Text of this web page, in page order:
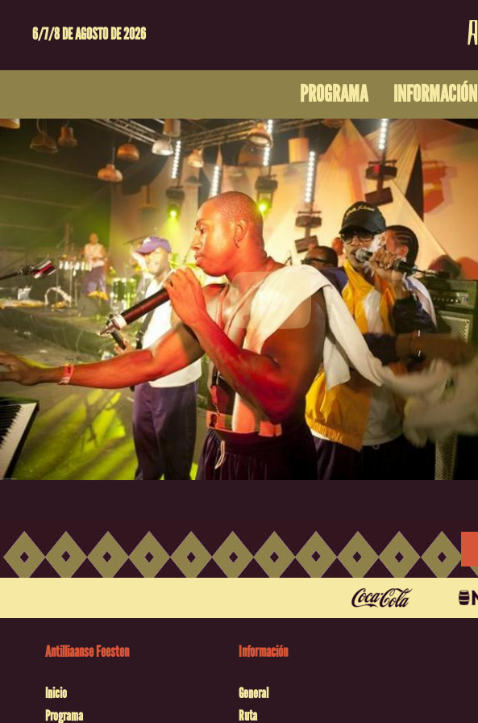
6/7/8 DE AGOSTO DE 2026
PROGRAMA INFORMACIÓN
Antilliaanse Feesten
Inicio
Programa
Información
General
Ruta